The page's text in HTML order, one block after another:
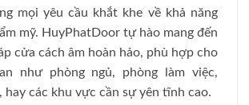
mọi yêu cầu khắt khe về khả năng
mỹ. HuyPhatDoor tự hào mang đến
cửa cách âm hoàn hảo, phù hợp cho
như phòng ngủ, phòng làm việc,
hay các khu vực cần sự yên tĩnh cao.